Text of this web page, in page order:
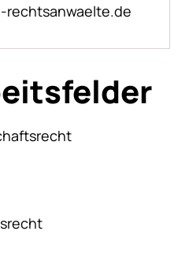
rechtsanwaelte.de